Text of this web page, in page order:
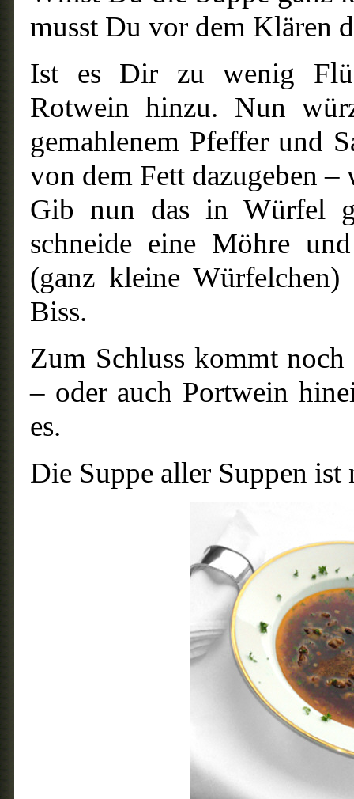
musst Du vor dem Klären
Ist es Dir zu wenig
Rotwein hinzu. Nun
gemahlenem Pfeffer und
von dem Fett dazugeben –
Gib nun das in Würfel
schneide eine Möhre
(ganz kleine
Biss.
Zum Schluss kommt
– oder auch Portwein
es.
Die Suppe aller Suppen